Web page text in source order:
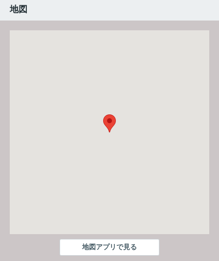
地図
地図アプリで見る